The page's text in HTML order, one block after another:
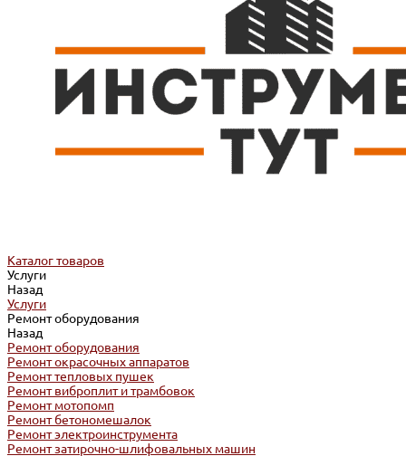
Каталог товаров
Услуги
Назад
Услуги
Ремонт оборудования
Назад
Ремонт оборудования
Ремонт окрасочных аппаратов
Ремонт тепловых пушек
Ремонт виброплит и трамбовок
Ремонт мотопомп
Ремонт бетономешалок
Ремонт электроинструмента
Ремонт затирочно-шлифовальных машин